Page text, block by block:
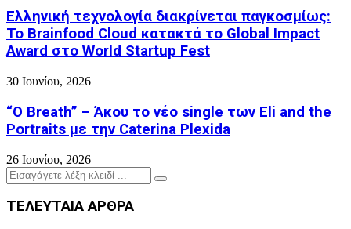
Ελληνική τεχνολογία διακρίνεται παγκοσμίως:
Το Brainfood Cloud κατακτά το Global Impact
Award στο World Startup Fest
30 Ιουνίου, 2026
“O Breath” – Άκου το νέο single των Eli and the
Portraits με την Caterina Plexida
26 Ιουνίου, 2026
Search
for:
Search
ΤΕΛΕΥΤΑΙΑ ΑΡΘΡΑ